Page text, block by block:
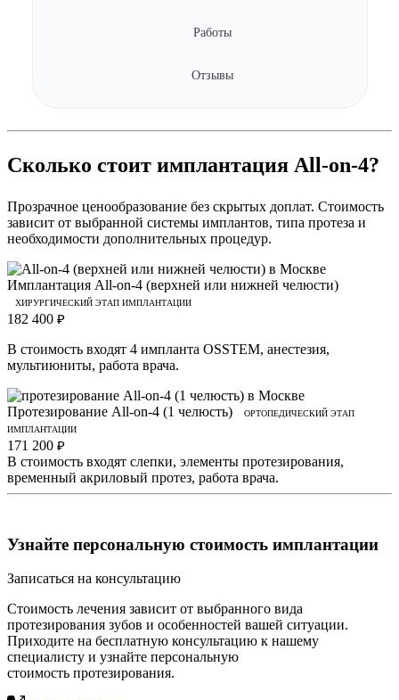
Работы
Отзывы
Сколько стоит имплантация All-on-4?
Прозрачное ценообразование без скрытых доплат. Стоимость
зависит от выбранной системы имплантов, типа протеза и
необходимости дополнительных процедур.
Имплантация All-on-4 (верхней или нижней челюсти)
ХИРУРГИЧЕСКИЙ ЭТАП ИМПЛАНТАЦИИ
182 400 ₽
В стоимость входят 4 импланта OSSTEM, анестезия,
мультиюниты, работа врача.
Протезирование All-on-4 (1 челюсть)
ОРТОПЕДИЧЕСКИЙ ЭТАП
ИМПЛАНТАЦИИ
171 200 ₽
В стоимость входят слепки, элементы протезирования,
временный акриловый протез, работа врача.
Узнайте персональную стоимость имплантации
Записаться на консультацию
Стоимость лечения зависит от выбранного вида
протезирования зубов и особенностей вашей ситуации.
Приходите на бесплатную консультацию к нашему
специалисту и узнайте персональную
стоимость протезирования.